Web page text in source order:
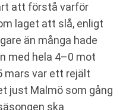
att förstå varför
laget att slå, enligt
än många hade
med hela 4–0 mot
mars var ett rejält
just Malmö som gång
ska